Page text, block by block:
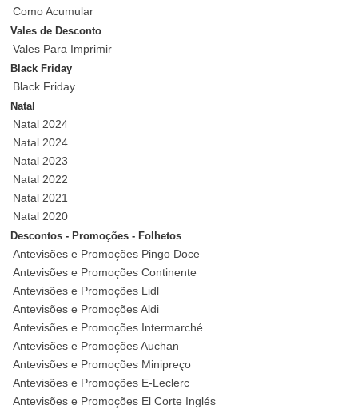
Como Acumular
Vales de Desconto
Vales Para Imprimir
Black Friday
Black Friday
Natal
Natal 2024
Natal 2024
Natal 2023
Natal 2022
Natal 2021
Natal 2020
Descontos - Promoções - Folhetos
Antevisões e Promoções Pingo Doce
Antevisões e Promoções Continente
Antevisões e Promoções Lidl
Antevisões e Promoções Aldi
Antevisões e Promoções Intermarché
Antevisões e Promoções Auchan
Antevisões e Promoções Minipreço
Antevisões e Promoções E-Leclerc
Antevisões e Promoções El Corte Inglés